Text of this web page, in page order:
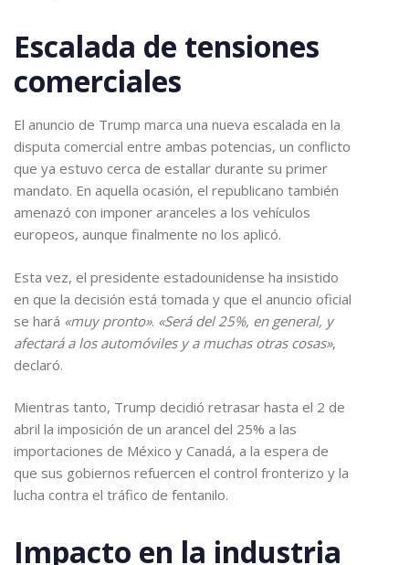
Escalada de tensiones
comerciales
El anuncio de Trump marca una nueva escalada en la
disputa comercial entre ambas potencias, un conflicto
que ya estuvo cerca de estallar durante su primer
mandato. En aquella ocasión, el republicano también
amenazó con imponer aranceles a los vehículos
europeos, aunque finalmente no los aplicó.
Esta vez, el presidente estadounidense ha insistido
en que la decisión está tomada y que el anuncio oficial
se hará «muy pronto». «Será del 25%, en general, y
afectará a los automóviles y a muchas otras cosas»,
declaró.
Mientras tanto, Trump decidió retrasar hasta el 2 de
abril la imposición de un arancel del 25% a las
importaciones de México y Canadá, a la espera de
que sus gobiernos refuercen el control fronterizo y la
lucha contra el tráfico de fentanilo.
Impacto en la industria